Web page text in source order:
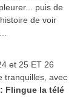
puis de
de voir
et 25 ET 26
tranquilles, avec
Flingue la télé